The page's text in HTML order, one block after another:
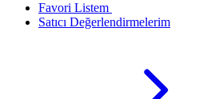
Favori Listem
Satıcı Değerlendirmelerim